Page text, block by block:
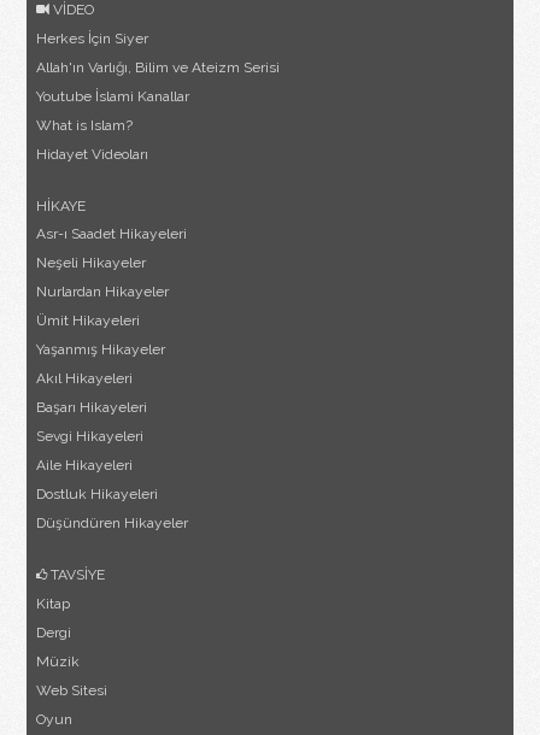
VİDEO
Herkes İçin Siyer
Allah'ın Varlığı, Bilim ve Ateizm Serisi
Youtube İslami Kanallar
What is Islam?
Hidayet Videoları
HİKAYE
Asr-ı Saadet Hikayeleri
Neşeli Hikayeler
Nurlardan Hikayeler
Ümit Hikayeleri
Yaşanmış Hikayeler
Akıl Hikayeleri
Başarı Hikayeleri
Sevgi Hikayeleri
Aile Hikayeleri
Dostluk Hikayeleri
Düşündüren Hikayeler
TAVSİYE
Kitap
Dergi
Müzik
Web Sitesi
Oyun